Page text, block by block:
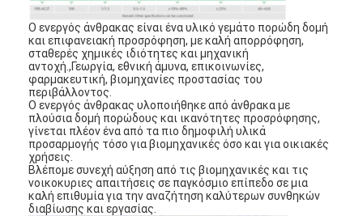
Προϊόντα
Βίντεο
Σχετικά με εμάς
Επισκεψή εργοστασίου
Έλεγχος ποιότητας
Επικοινωνήστε μαζί μας
Ο ενεργός άνθρακας είναι ένα υλικό γεμάτο πορώδη δομή
και επιφανειακή προσρόφηση, με καλή απορρόφηση,
σταθερές χημικές ιδιότητες και μηχανική
αντοχή.,Γεωργία, εθνική άμυνα, επικοινωνίες,
φαρμακευτική, βιομηχανίες προστασίας του
περιβάλλοντος.
Ο ενεργός άνθρακας υλοποιήθηκε από άνθρακα με
πλούσια δομή πορώδους και ικανότητες προσρόφησης,
γίνεται πλέον ένα από τα πιο δημοφιλή υλικά
προσαρμογής τόσο για βιομηχανικές όσο και για οικιακές
χρήσεις.
Βλέπομε συνεχή αύξηση από τις βιομηχανικές και τις
νοικοκυριες απαιτήσεις σε παγκόσμιο επίπεδο σε μια
καλή επιθυμία για την αναζήτηση καλύτερων συνθηκών
διαβίωσης και εργασίας.